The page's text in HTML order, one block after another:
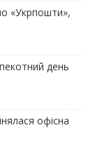
«Укрпошти»,
день
офісна